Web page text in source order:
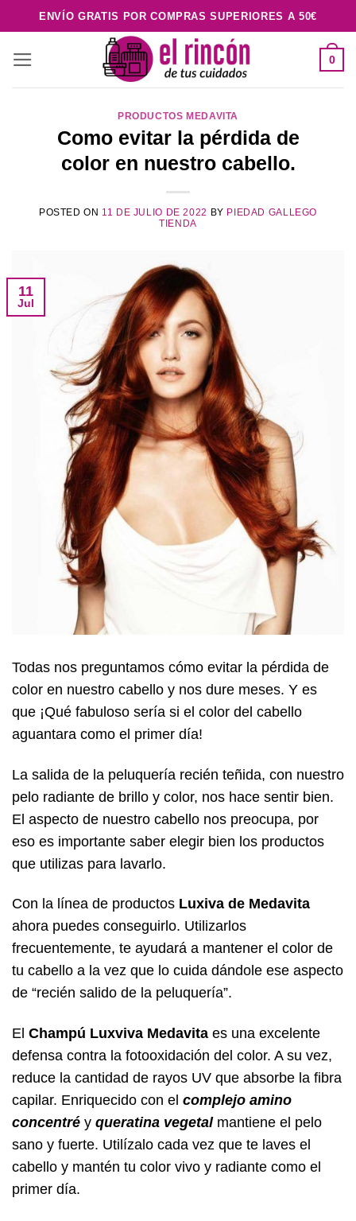
al
contenido
ENVÍO GRATIS POR COMPRAS SUPERIORES A 50€
0
PRODUCTOS MEDAVITA
Como evitar la pérdida de
color en nuestro cabello.
POSTED ON 11 DE JULIO DE 2022 BY PIEDAD GALLEGO
TIENDA
11
Jul
Todas nos preguntamos cómo evitar la pérdida de
color en nuestro cabello y nos dure meses. Y es
que ¡Qué fabuloso sería si el color del cabello
aguantara como el primer día!
La salida de la peluquería recién teñida, con nuestro
pelo radiante de brillo y color, nos hace sentir bien.
El aspecto de nuestro cabello nos preocupa, por
eso es importante saber elegir bien los productos
que utilizas para lavarlo.
Con la línea de productos Luxiva de Medavita
ahora puedes conseguirlo. Utilizarlos
frecuentemente, te ayudará a mantener el color de
tu cabello a la vez que lo cuida dándole ese aspecto
de “recién salido de la peluquería”.
El Champú Luxviva Medavita es una excelente
defensa contra la fotooxidación del color. A su vez,
reduce la cantidad de rayos UV que absorbe la fibra
capilar. Enriquecido con el complejo amino
concentré y queratina vegetalmantiene el pelo
sano y fuerte. Utilízalo cada vez que te laves el
cabello y mantén tu color vivo y radiante como el
primer día.